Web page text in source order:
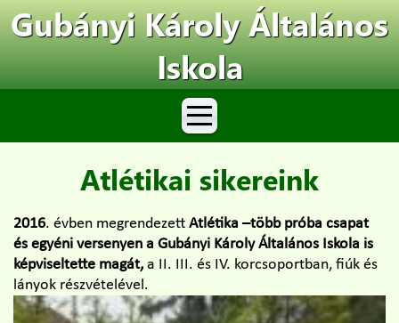
Gubányi Károly Általános
Iskola
Atlétikai sikereink
2016. évben megrendezett Atlétika –több próba csapat
és egyéni versenyen a Gubányi Károly Általános Iskola is
képviseltette magát, a II. III. és IV. korcsoportban, fiúk és
lányok részvételével.